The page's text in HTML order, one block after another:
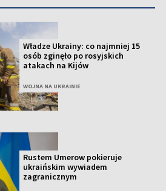
Władze Ukrainy: co najmniej 15
osób zginęło po rosyjskich
atakach na Kijów
WOJNA NA UKRAINIE
Rustem Umerow pokieruje
ukraińskim wywiadem
zagranicznym